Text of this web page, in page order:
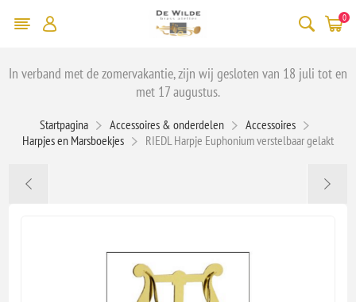
0
In verband met de zomervakantie, zijn wij gesloten van 18 juli tot en
met 17 augustus.
Startpagina Accessoires & onderdelen
Accessoires
Harpjes en Marsboekjes
RIEDL Harpje Euphonium verstelbaar gelakt